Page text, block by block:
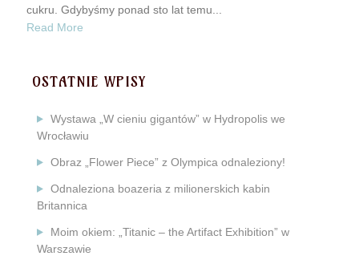
cukru. Gdybyśmy ponad sto lat temu...
Read More
OSTATNIE WPISY
Wystawa „W cieniu gigantów” w Hydropolis we
Wrocławiu
Obraz „Flower Piece” z Olympica odnaleziony!
Odnaleziona boazeria z milionerskich kabin
Britannica
Moim okiem: „Titanic – the Artifact Exhibition” w
Warszawie